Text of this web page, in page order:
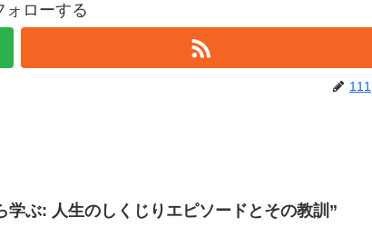
ォローする
111
学ぶ: 人生のしくじりエピソードとその教訓”